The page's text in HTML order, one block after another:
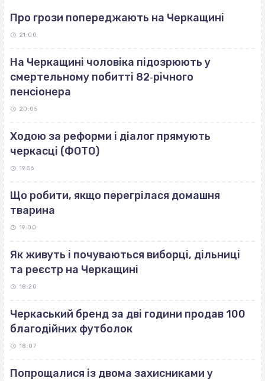
Про грози попереджають на Черкащині
21:00
На Черкащині чоловіка підозрюють у
смертельному побитті 82‐річного
пенсіонера
20:05
Ходою за реформи і діалог прямують
черкасці (ФОТО)
19:56
Що робити, якщо перегрілася домашня
тварина
19:00
Як живуть і почуваються виборці, дільниці
та реєстр на Черкащині
18:20
Черкаський бренд за дві години продав 100
благодійних футболок
18:07
Попрощалися із двома захисниками у